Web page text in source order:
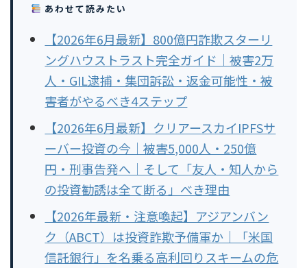
あわせて読みたい
【2026年6月最新】800億円詐欺スターリ
ングハウストラスト完全ガイド｜被害2万
人・GIL逮捕・集団訴訟・返金可能性・被
害者がやるべき4ステップ
【2026年6月最新】クリアースカイIPFSサ
ーバー投資の今｜被害5,000人・250億
円・刑事告発へ｜そして「友人・知人から
の投資勧誘は全て断る」べき理由
【2026年最新・注意喚起】アジアンバン
ク（ABCT）は投資詐欺予備軍か｜「米国
信託銀行」を名乗る高利回りスキームの危